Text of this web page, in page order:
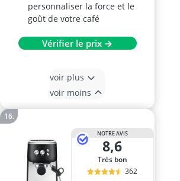
personnaliser la force et le
goût de votre café
Vérifier le prix →
voir plus
voir moins
NOTRE AVIS
8,6
Très bon
362